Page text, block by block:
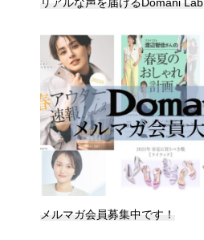
メルマガ会員募集中です！